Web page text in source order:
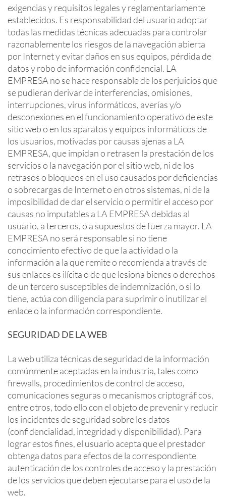
exigencias y requisitos legales y reglamentariamente
establecidos. Es responsabilidad del usuario adoptar
todas las medidas técnicas adecuadas para controlar
razonablemente los riesgos de la navegación abierta
por Internet y evitar daños en sus equipos, pérdida de
datos y robo de información confidencial. LA
EMPRESA no se hace responsable de los perjuicios que
se pudieran derivar de interferencias, omisiones,
interrupciones, virus informáticos, averías y/o
desconexiones en el funcionamiento operativo de este
sitio web o en los aparatos y equipos informáticos de
los usuarios, motivadas por causas ajenas a LA
EMPRESA, que impidan o retrasen la prestación de los
servicios o la navegación por el sitio web, ni de los
retrasos o bloqueos en el uso causados por deficiencias
o sobrecargas de Internet o en otros sistemas, ni de la
imposibilidad de dar el servicio o permitir el acceso por
causas no imputables a LA EMPRESA debidas al
usuario, a terceros, o a supuestos de fuerza mayor. LA
EMPRESA no será responsable si no tiene
conocimiento efectivo de que la actividad o la
información a la que remite o recomienda a través de
sus enlaces es ilícita o de que lesiona bienes o derechos
de un tercero susceptibles de indemnización, o si lo
tiene, actúa con diligencia para suprimir o inutilizar el
enlace o la información correspondiente.
SEGURIDAD DE LA WEB
La web utiliza técnicas de seguridad de la información
comúnmente aceptadas en la industria, tales como
firewalls, procedimientos de control de acceso,
comunicaciones seguras o mecanismos criptográficos,
entre otros, todo ello con el objeto de prevenir y reducir
los incidentes de seguridad sobre los datos
(confidencialidad, integridad y disponibilidad). Para
lograr estos fines, el usuario acepta que el prestador
obtenga datos para efectos de la correspondiente
autenticación de los controles de acceso y la prestación
de los servicios que deben ejecutarse para el uso de la
web.